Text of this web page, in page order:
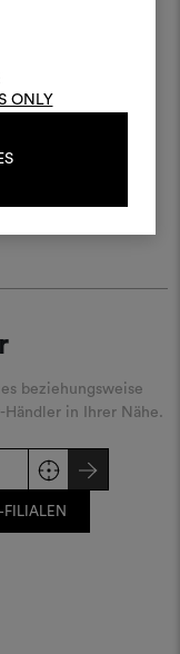
ONLY
beziehungsweise
in Ihrer Nähe.
FILIALEN